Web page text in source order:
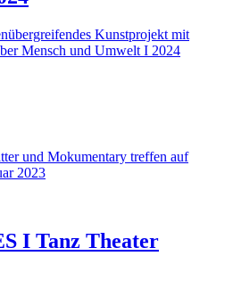
Kunstprojekt mit
Mensch und Umwelt I 2024
und Mokumentary treffen auf
2023
I Tanz Theater